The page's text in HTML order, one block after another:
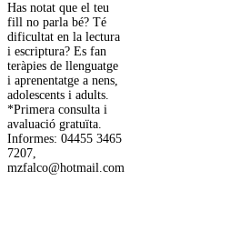
Has notat que el teu
fill no parla bé? Té
dificultat en la lectura
i escriptura? Es fan
teràpies de llenguatge
i aprenentatge a nens,
adolescents i adults.
*Primera consulta i
avaluació gratuïta.
Informes: 04455 3465
7207,
mzfalco@hotmail.com